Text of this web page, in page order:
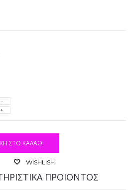
ΣΤΟ ΚΑΛΆΘΙ
WISHLISH
ΠΡΟΙΟΝΤΟΣ